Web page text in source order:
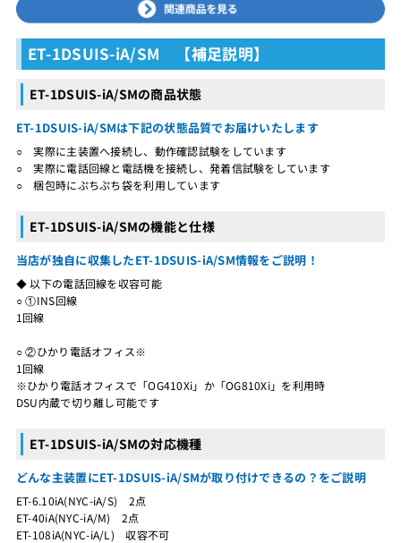
ET-1DSUIS-iA/SM 【補足説明】
ET-1DSUIS-iA/SMの商品状態
ET-1DSUIS-iA/SMは下記の状態品質でお届けいたします
○ 実際に主装置へ接続し、動作確認試験をしています
○ 実際に電話回線と電話機を接続し、発着信試験をしています
○ 梱包時にぷちぷち袋を利用しています
ET-1DSUIS-iA/SMの機能と仕様
当店が独自に収集したET-1DSUIS-iA/SM情報をご説明！
◆ 以下の電話回線を収容可能
○ ①INS回線
1回線
○ ②ひかり電話オフィス※
1回線
※ひかり電話オフィスで「OG410Xi」か「OG810Xi」を利用時
DSU内蔵で切り離し可能です
ET-1DSUIS-iA/SMの対応機種
どんな主装置にET-1DSUIS-iA/SMが取り付けできるの？をご説明
ET-6.10iA(NYC-iA/S) 2点
ET-40iA(NYC-iA/M) 2点
ET-108iA(NYC-iA/L) 収容不可